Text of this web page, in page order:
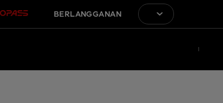
BERLANGGANAN